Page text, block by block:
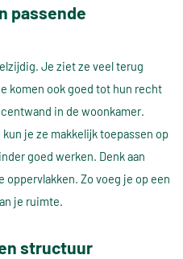
passende
Je ziet ze veel terug
komen ook goed tot hun recht
in de woonkamer.
je ze makkelijk toepassen op
goed werken. Denk aan
Zo voeg je op een
je ruimte.
structuur